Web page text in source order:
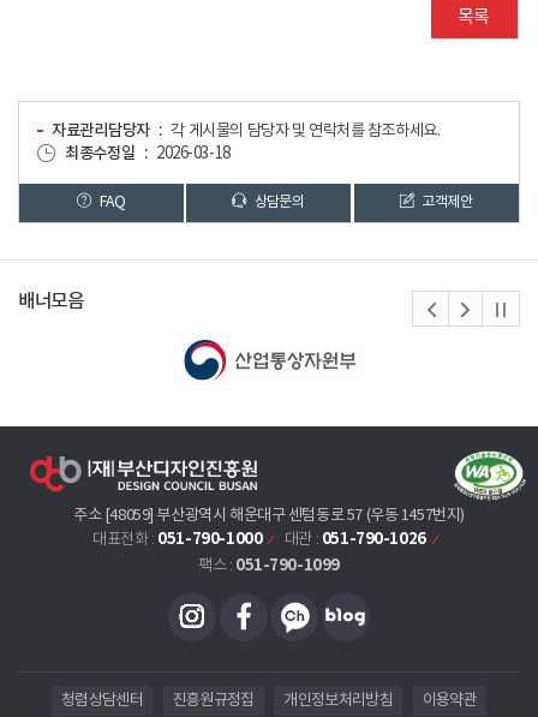
목록
자료관리담당자
각 게시물의 담당자 및 연락처를 참조하세요.
최종수정일
2026-03-18
FAQ 상담문의 고객제안
배너모음
주소 [48059] 부산광역시 해운대구 센텀동로 57 (우동 1457번지)
대표전화 : 051-790-1000 대관 : 051-790-1026
팩스 : 051-790-1099
청렴상담센터 진흥원규정집 개인정보처리방침 이용약관